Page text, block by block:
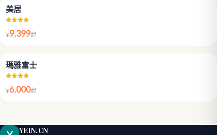
美居
¥9,399起
瑪雅富士
¥6,000起
YEIN.CN